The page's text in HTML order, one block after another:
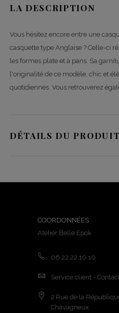
LA DESCRIPTION
Vous hésitez encore entre une
casquette type Anglaise ? Celle-ci
les formes plate et à pans. Sa
l'originalité de ce modèle, chic et
quotidiennes. Vous retrouverez
DÉTAILS DU PRODUIT
COORDONNÉES
Atelier Belle Epok
06 22 22 10 10
Service client -
2 Rue de la
Chavagneux